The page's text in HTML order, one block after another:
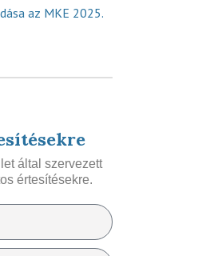
az MKE 2025.
által szervezett
értesítésekre.